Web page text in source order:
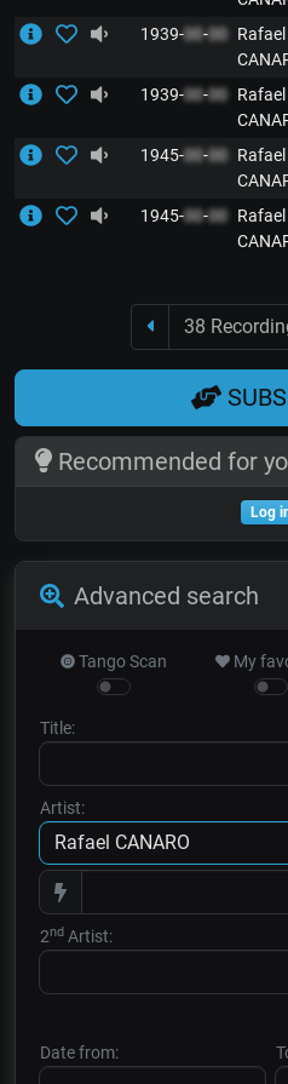
1939-00-00
Rafael
1939-00-00
Rafael
1945-00-00
Rafael
1945-00-00
Rafael
38
Recommended for
Log
Advanced search
Tango Scan My
Title:
Artist:
2nd Artist:
Date from: